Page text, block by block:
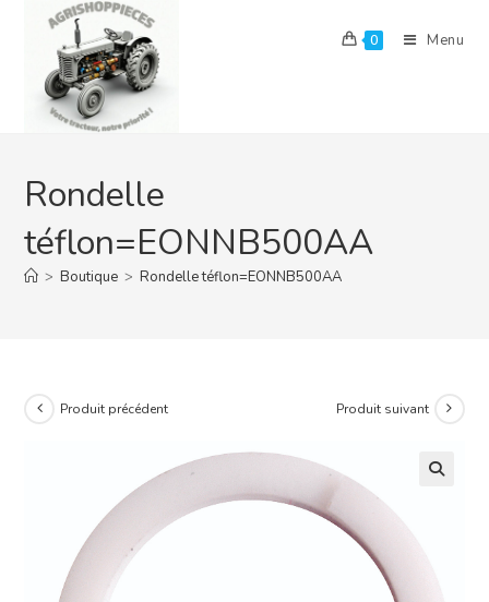
content
0 Menu
Rondelle
téflon=EONNB500AA
> Boutique > Rondelle téflon=EONNB500AA
Produit précédent Produit suivant